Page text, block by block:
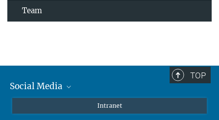
Team
TOP
Social Media
Intranet